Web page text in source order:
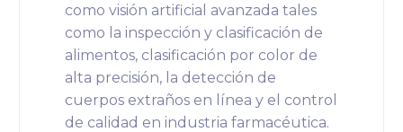
como visión artificial avanzada tales
como la inspección y clasificación de
alimentos, clasificación por color de
alta precisión, la detección de
cuerpos extraños en línea y el control
de calidad en industria farmacéutica.